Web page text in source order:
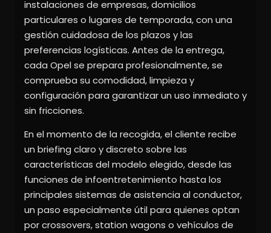
instalaciones de empresas, domicilios
particulares o lugares de temporada, con una
gestión cuidadosa de los plazos y las
preferencias logísticas. Antes de la entrega,
cada Opel se prepara profesionalmente, se
comprueba su comodidad, limpieza y
configuración para garantizar un uso inmediato y
sin fricciones.
En el momento de la recogida, el cliente recibe
un briefing claro y discreto sobre las
características del modelo elegido, desde las
funciones de infoentretenimiento hasta los
principales sistemas de asistencia al conductor,
un paso especialmente útil para quienes optan
por crossovers, station wagons o vehículos de